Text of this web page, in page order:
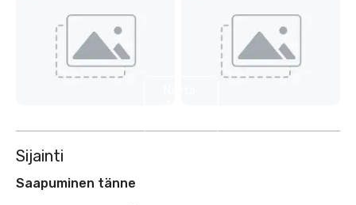
Sijainti
Saapuminen tänne